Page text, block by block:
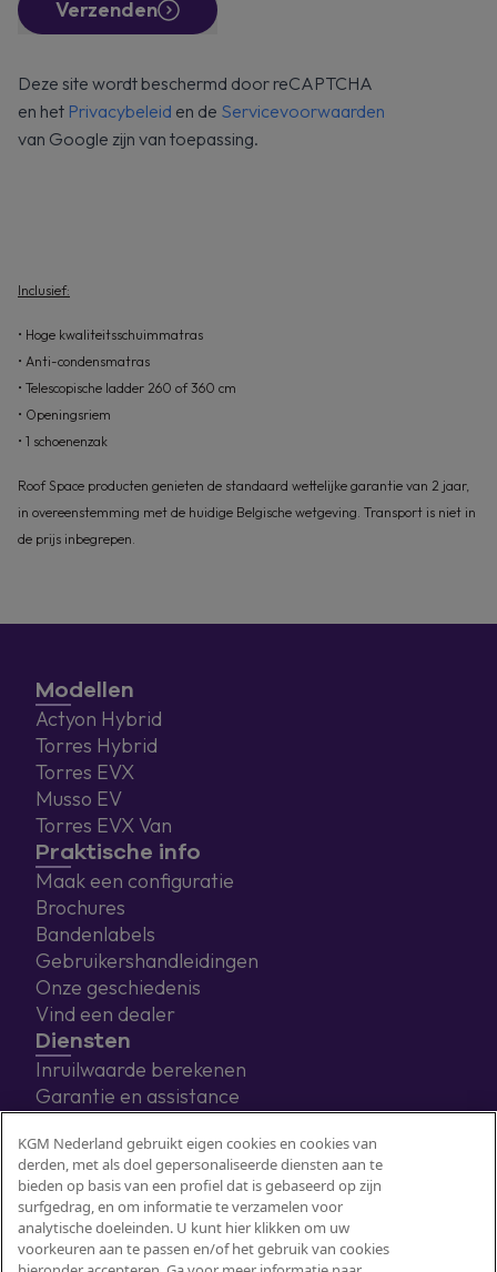
Verzenden
Deze site wordt beschermd door reCAPTCHA
en het Privacybeleid en de Servicevoorwaarden
van Google zijn van toepassing.
Inclusief:
• Hoge kwaliteitsschuimmatras
• Anti-condensmatras
• Telescopische ladder 260 of 360 cm
• Openingsriem
• 1 schoenenzak
Roof Space producten genieten de standaard wettelijke garantie van 2 jaar,
in overeenstemming met de huidige Belgische wetgeving. Transport is niet in
de prijs inbegrepen.
Modellen
Actyon Hybrid
Torres Hybrid
Torres EVX
Musso EV
Torres EVX Van
Praktische info
Maak een configuratie
Brochures
Bandenlabels
Gebruikershandleidingen
Onze geschiedenis
Vind een dealer
Diensten
Inruilwaarde berekenen
Garantie en assistance
KGM Nederland gebruikt eigen cookies en cookies van
derden, met als doel gepersonaliseerde diensten aan te
bieden op basis van een profiel dat is gebaseerd op zijn
surfgedrag, en om informatie te verzamelen voor
analytische doeleinden. U kunt hier klikken om uw
voorkeuren aan te passen en/of het gebruik van cookies